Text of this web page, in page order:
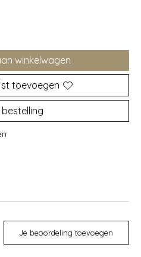
winkelwagen
toevoegen
Je beoordeling toevoegen